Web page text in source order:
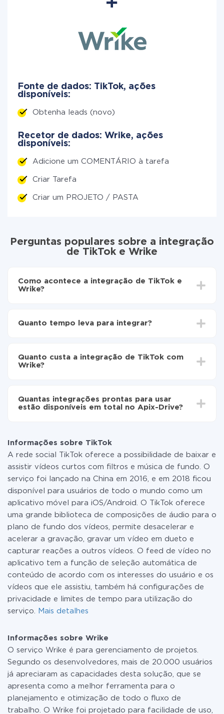
Fonte de dados: TikTok, ações
disponíveis:
Obtenha leads (novo)
Recetor de dados: Wrike, ações
disponíveis:
Adicione um COMENTÁRIO à tarefa
Criar Tarefa
Criar um PROJETO / PASTA
Perguntas populares sobre a integração
de TikTok e Wrike
Como acontece a integração de TikTok e
Wrike?
Ative a atualização automática
Quanto tempo leva para integrar?
30 minutos. Em média, a configuração leva de 10 a 15
minutos.
Quanto custa a integração de TikTok com
Wrike?
as tarifas. Você paga apenas pela quantidade de
dados que é realmente transferida de um de seus
ou mudar para um de pago, se necessário. Mais
detalhes sobre tarifas
Quantas integrações prontas para usar
estão disponíveis em total no Apix-Drive?
Informações sobre TikTok
A rede social TikTok oferece a possibilidade de baixar e
assistir vídeos curtos com filtros e música de fundo. O
serviço foi lançado na China em 2016, e em 2018 ficou
disponível para usuários de todo o mundo como um
aplicativo móvel para iOS/Android. O TikTok oferece
uma grande biblioteca de composições de áudio para o
plano de fundo dos vídeos, permite desacelerar e
acelerar a gravação, gravar um vídeo em dueto e
capturar reações a outros vídeos. O feed de vídeo no
aplicativo tem a função de seleção automática de
conteúdo de acordo com os interesses do usuário e os
vídeos que ele assistiu, também há configurações de
privacidade e limites de tempo para utilização do
serviço.
Mais detalhes
Informações sobre Wrike
O serviço Wrike é para gerenciamento de projetos.
Segundo os desenvolvedores, mais de 20.000 usuários
já apreciaram as capacidades desta solução, que se
apresenta como a melhor ferramenta para o
planejamento e otimização de todo o fluxo de
trabalho. O Wrike foi projetado para facilidade de uso,